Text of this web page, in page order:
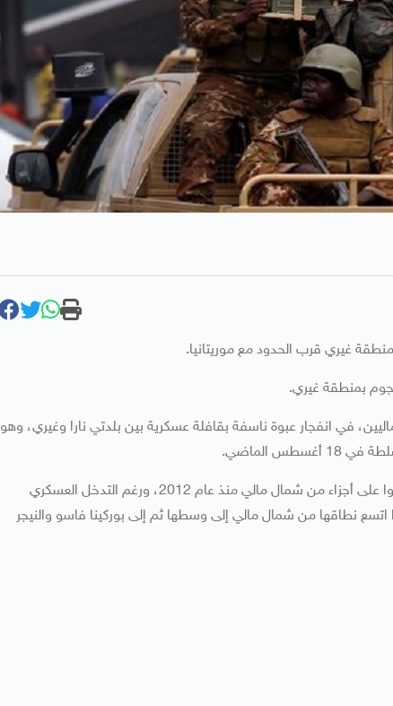
أن المنطقة ذاتها شهدت قبل يومين مقتل 10 جنود ماليين، في انفجار عبوة ناسفة بقافلة عسكرية بين بلدتي نارا وغيري، وهو
الماضي.
ويعاني الجيش المالي من هجمات متتالية ينفذها مسلحون سيطروا على أجزاء من شمال مالي منذ عام 2012، ورغم التدخل العسكري
نطاقها من شمال مالي إلى وسطها ثم إلى بوركينا فاسو والنيجر